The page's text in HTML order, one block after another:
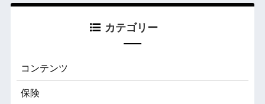
カテゴリー
コンテンツ
保険